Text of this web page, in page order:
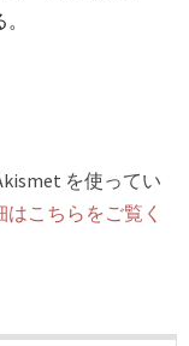
を使ってい
こちらをご覧く